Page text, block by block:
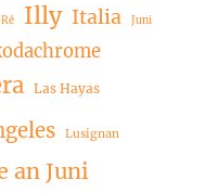
Illy Italia Juni
Las Hayas
Lusignan
an Juni